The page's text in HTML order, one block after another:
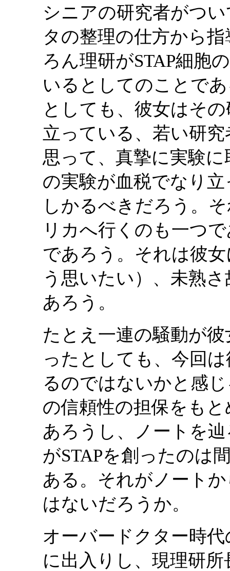
シニアの研究者がつ
タの整理の仕方から
ろん理研がSTAP細胞
いるとしてのことで
としても、彼女はそ
立っている、若い研
思って、真摯に実験
の実験が血税でなり
しかるべきだろう。
リカへ行くのも一つ
であろう。それは彼
う思いたい）、未熟
あろう。
たとえ一連の騒動が
ったとしても、今回
るのではないかと感
の信頼性の担保をも
あろうし、ノートを
がSTAPを創ったのは
ある。それがノート
はないだろうか。
オーバードクター時
に出入りし、現理研